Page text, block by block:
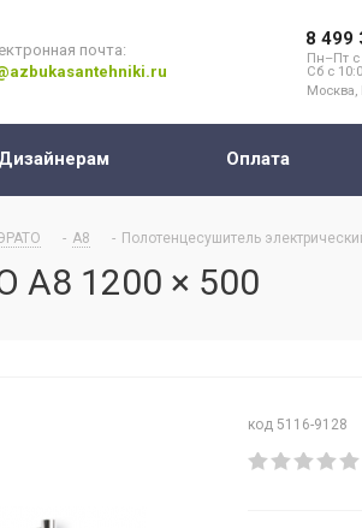
почта:
8 499
Пн–Пт с
Сб с
Москва,
Дизайнерам Оплата
- А8 - Полотенцесушитель
А8 1200 × 500
код 5116-9128